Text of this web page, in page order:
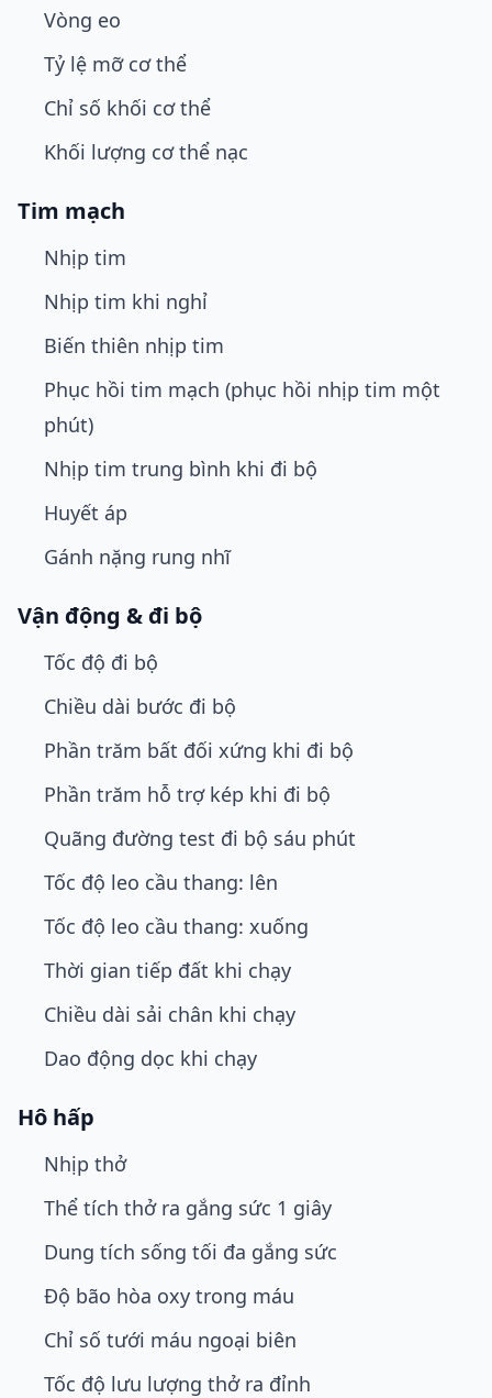
Vòng eo
Tỷ lệ mỡ cơ thể
Chỉ số khối cơ thể
Khối lượng cơ thể nạc
Tim mạch
Nhịp tim
Nhịp tim khi nghỉ
Biến thiên nhịp tim
Phục hồi tim mạch (phục hồi nhịp tim một
phút)
Nhịp tim trung bình khi đi bộ
Huyết áp
Gánh nặng rung nhĩ
Vận động & đi bộ
Tốc độ đi bộ
Chiều dài bước đi bộ
Phần trăm bất đối xứng khi đi bộ
Phần trăm hỗ trợ kép khi đi bộ
Quãng đường test đi bộ sáu phút
Tốc độ leo cầu thang: lên
Tốc độ leo cầu thang: xuống
Thời gian tiếp đất khi chạy
Chiều dài sải chân khi chạy
Dao động dọc khi chạy
Hô hấp
Nhịp thở
Thể tích thở ra gắng sức 1 giây
Dung tích sống tối đa gắng sức
Độ bão hòa oxy trong máu
Chỉ số tưới máu ngoại biên
Tốc độ lưu lượng thở ra đỉnh